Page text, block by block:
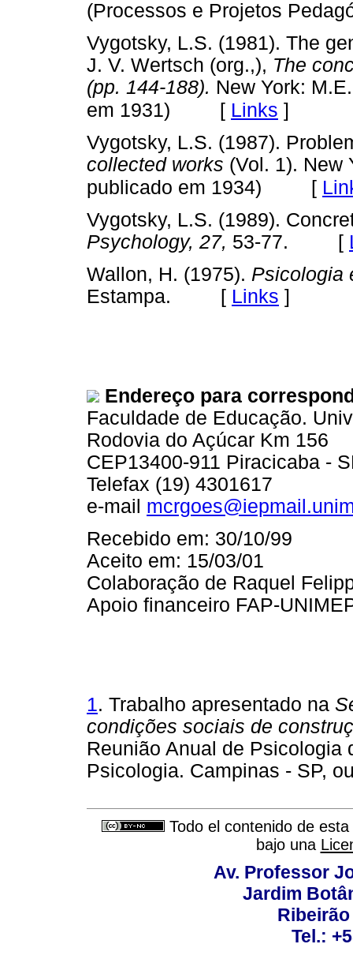
(Processos e Projetos
Vygotsky, L.S. (1981). The
J. V. Wertsch (org.,), The
(pp. 144-188). New York:
em 1931)
[ Links ]
Vygotsky, L.S. (1987).
collected works (Vol. 1). New
publicado em 1934)
[
Vygotsky, L.S. (1989).
Psychology, 27, 53-77. [
Wallon, H. (1975). Psicologia
Estampa. [ Links ]
Endereço para
Faculdade de Educação.
Rodovia do Açúcar Km 156
CEP13400-911 Piracicaba -
Telefax (19) 4301617
e-mail
Recebido em: 30/10/99
Aceito em: 15/03/01
Colaboração de Raquel
Apoio financeiro FAP-
1. Trabalho apresentado na
condições sociais de
Reunião Anual de Psicologia
Psicologia. Campinas - SP,
Todo el contenido de
bajo una
Av. Professor
Jardim
Tel.: